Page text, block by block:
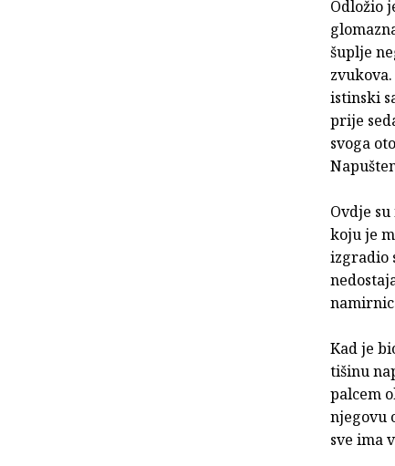
Odložio
šuplje
istinski
prije
svoga
Ovdje
koju je
izgradio
Kad je
tišinu
palcem
njegovu
sve ima